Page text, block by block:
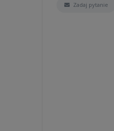
Zadaj pytanie